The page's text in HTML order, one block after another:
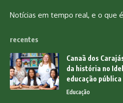
Notícias em tempo real, e o que
recentes
Canaã dos
da história no
educação pública
Educação